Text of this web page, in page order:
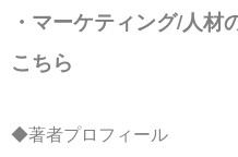
・マーケティング/人
こちら
◆著者プロフィール